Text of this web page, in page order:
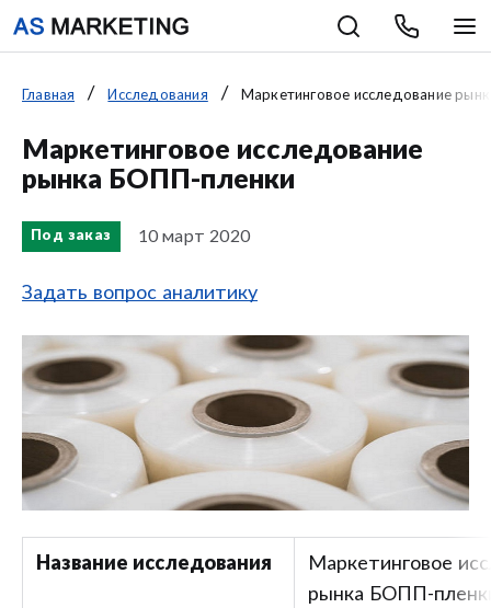
Главная Исследования Маркетинговое исследование
Маркетинговое исследование
рынка БОПП-пленки
Под заказ 10 март 2020
Задать вопрос аналитику
Название исследования
Маркетинговое
рынка БОПП-